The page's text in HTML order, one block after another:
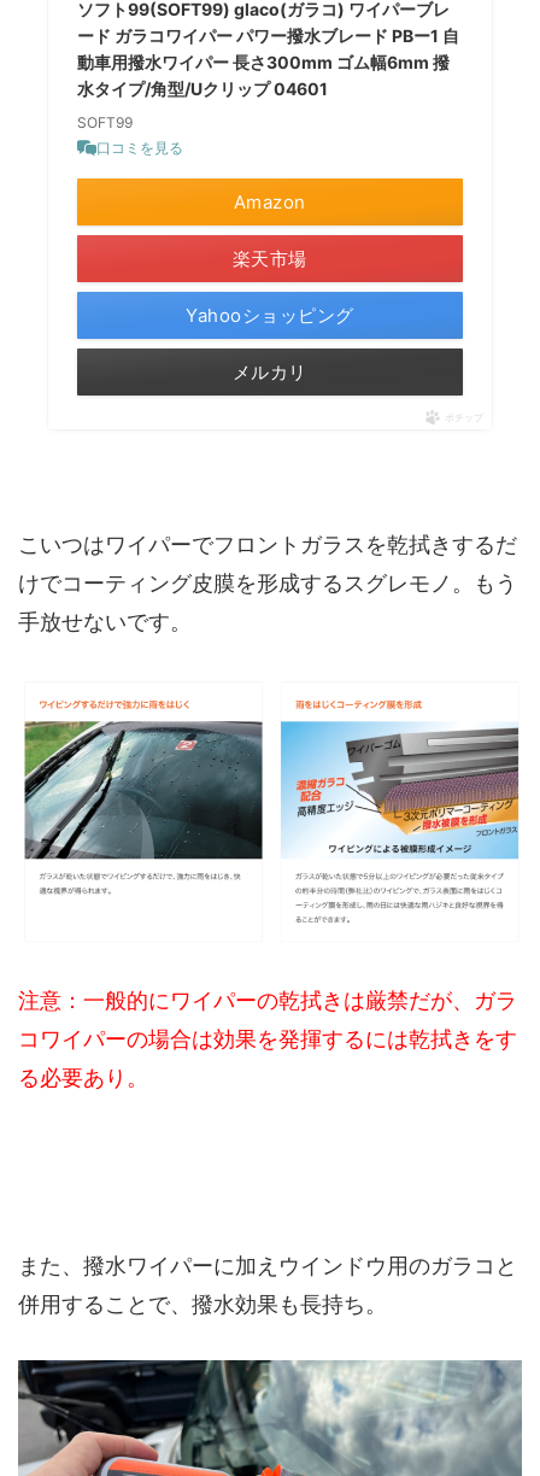
ソフト99(SOFT99) glaco(ガラコ) ワイパーブレ
ード ガラコワイパー パワー撥水ブレード PBー1 自
動車用撥水ワイパー 長さ300mm ゴム幅6mm 撥
水タイプ/角型/Uクリップ 04601
SOFT99
口コミを見る
Amazon
楽天市場
Yahooショッピング
メルカリ
ポチップ
こいつはワイパーでフロントガラスを乾拭きするだ
けでコーティング皮膜を形成するスグレモノ。もう
手放せないです。
注意：一般的にワイパーの乾拭きは厳禁だが、ガラ
コワイパーの場合は効果を発揮するには乾拭きをす
る必要あり。
また、撥水ワイパーに加えウインドウ用のガラコと
併用することで、撥水効果も長持ち。